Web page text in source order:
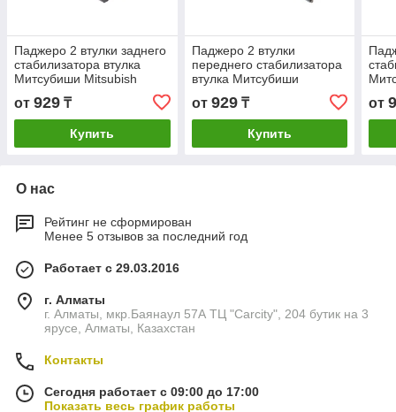
Паджеро 2 втулки заднего
стабилизатора втулка
Митсубиши Mitsubish
Pajero второе поколение
от 929 ₸
Купить
Паджеро 2 втулки
переднего стабилизатора
втулка Митсубиши
Mitsubish Pajero второе
поколение
от 929₸
Купить
от
О нас
Рейтинг не сформирован
Менее 5 отзывов за последний год
Работает с 29.03.2016
г. Алматы
г. Алматы, мкр.Баянаул 57А ТЦ "Carcity", 204 бутик на 3
ярусе, Алматы, Казахстан
Контакты
Сегодня работает с 09:00 до 17:00
Показать весь график работы